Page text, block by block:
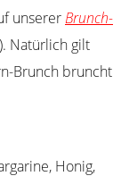
unsererBrunch-
Natürlich gilt
Brunch bruncht
Honig,